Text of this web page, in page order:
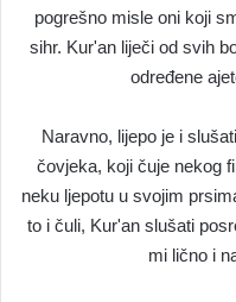
pogrešno misle oni koji
sihr. Kur'an liječi od svih
određene
Naravno, lijepo je i
čovjeka, koji čuje nekog
neku ljepotu u svojim
to i čuli, Kur'an slušati
mi lično i